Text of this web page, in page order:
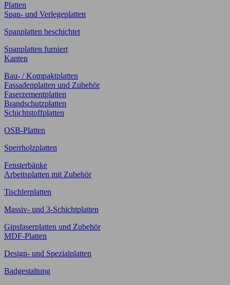
Platten
Span- und Verlegeplatten
Spanplatten beschichtet
Spanplatten furniert
Kanten
Bau- / Kompaktplatten
Fassadenplatten und Zubehör
Faserzementplatten
Brandschutzplatten
Schichtstoffplatten
OSB-Platten
Sperrholzplatten
Fensterbänke
Arbeitsplatten mit Zubehör
Tischlerplatten
Massiv- und 3-Schichtplatten
Gipsfaserplatten und Zubehör
MDF-Platten
Design- und Spezialplatten
Badgestaltung